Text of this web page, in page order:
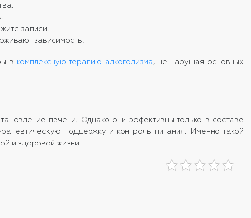
записи.
зависимость.
в комплексную терапию алкоголизма, не нарушая основных
печени. Однако они эффективны только в составе
поддержку и контроль питания. Именно такой
и здоровой жизни.